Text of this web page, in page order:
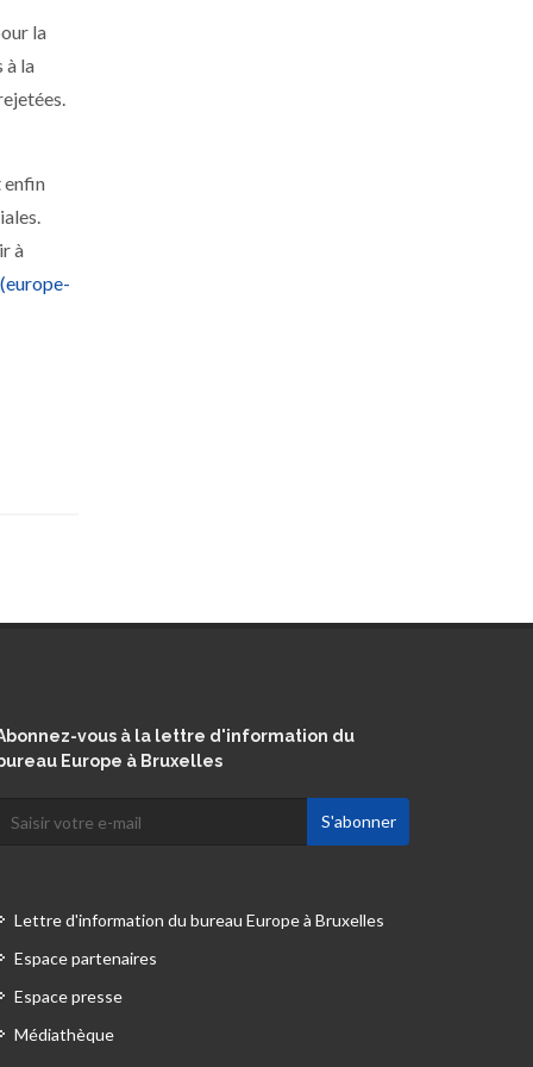
la
à la
enfin
à
vous à la lettre d'information du
Europe à Bruxelles
Lettre d'information du bureau Europe à Bruxelles
Espace partenaires
Espace presse
Médiathèque